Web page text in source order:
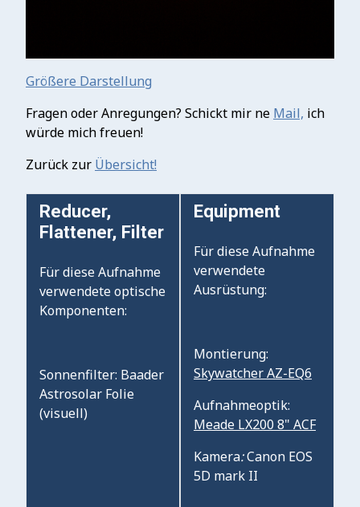
Größere Darstellung
Fragen oder Anregungen? Schickt mir ne Mail, ich
würde mich freuen!
Zurück zur Übersicht!
Reducer,
Flattener, Filter
Für diese Aufnahme
verwendete optische
Komponenten:
Sonnenfilter: Baader
Astrosolar Folie
(visuell)
Equipment
Für diese Aufnahme
verwendete
Ausrüstung:
Montierung:
Skywatcher AZ-EQ6
Aufnahmeoptik:
Meade LX200 8" ACF
Kamera:Canon EOS
5D mark II